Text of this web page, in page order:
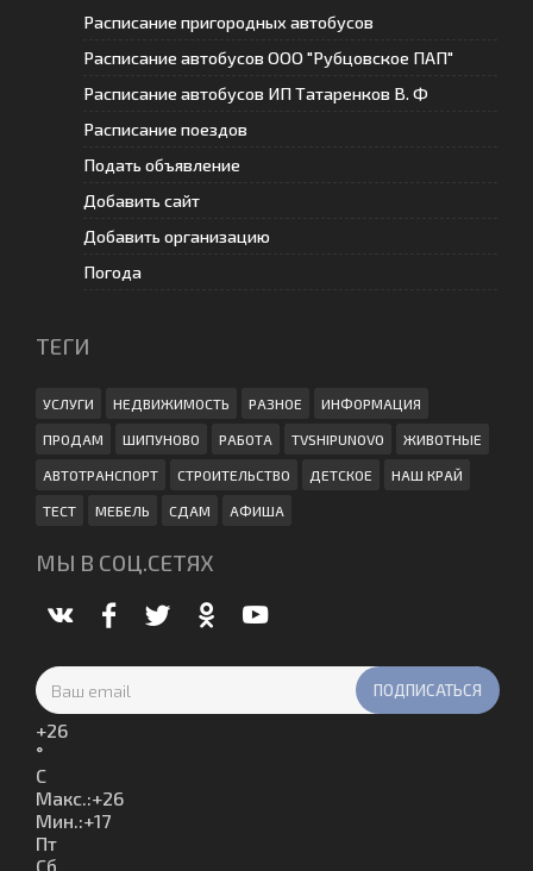
Расписание пригородных автобусов
Расписание автобусов ООО "Рубцовское ПАП"
Расписание автобусов ИП Татаренков В. Ф
Расписание поездов
Подать объявление
Добавить сайт
Добавить организацию
Погода
ТЕГИ
УСЛУГИ НЕДВИЖИМОСТЬ РАЗНОЕ ИНФОРМАЦИЯ
ПРОДАМ ШИПУНОВО РАБОТА TVSHIPUNOVO ЖИВОТНЫЕ
АВТОТРАНСПОРТ СТРОИТЕЛЬСТВО ДЕТСКОЕ НАШ КРАЙ
ТЕСТ МЕБЕЛЬ СДАМ АФИША
МЫ В СОЦ.СЕТЯХ
+26
°
C
Макс.:+26
Мин.:+17
Пт
Сб